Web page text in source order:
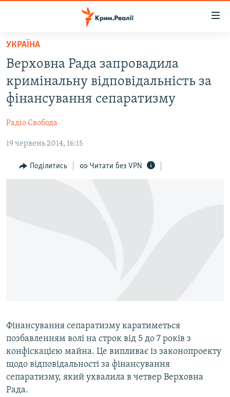
Перейти
основного
матеріалу
Перейти
до
основної
Перейти
пошуку
ВОДА.КРИМ
ВІДЕО ТА ФОТО
БЛОГИ
ПОГЛЯД
ІНТЕРВ'Ю
Усі сайти RFE/RL
УКРАЇНА
Верховна Рада запровадила
кримінальну відповідальність за
фінансування сепаратизму
Радіо Свобода
19 червень 2014, 16:15
Поділитись Читати без VPN
Фінансування сепаратизму каратиметься
позбавленням волі на строк від 5 до 7 років з
конфіскацією майна. Це випливає із законопроекту
щодо відповідальності за фінансування
сепаратизму, який ухвалила в четвер Верховна
Рада.